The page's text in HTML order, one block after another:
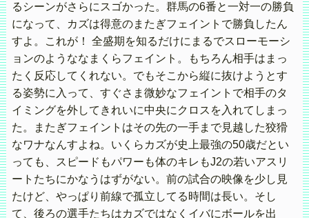
るシーンがさらにスゴかった。群馬の6番と一対一の勝負
になって、カズは得意のまたぎフェイントで勝負したん
すよ。これが！ 全盛期を知るだけにまるでスローモーシ
ョンのようななまくらフェイント。もちろん相手はまっ
たく反応してくれない。でもそこから縦に抜けようとす
る姿勢に入って、すぐさま微妙なフェイントで相手のタ
イミングを外してきれいに中央にクロスを入れてしまっ
た。またぎフェイントはその先の一手まで見越した狡猾
なワナなんすよね。いくらカズが史上最強の50歳だとい
っても、スピードもパワーも体のキレもJ2の若いアスリ
ートたちにかなうはずがない。前の試合の映像を少し見
たけど、やっぱり前線で孤立してる時間は長い。そし
て、後ろの選手たちはカズではなくイバにボールを出